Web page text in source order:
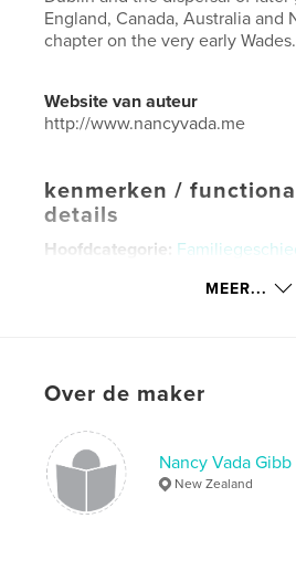
England, Canada, Australia and
chapter on the very early Wades.
Website van auteur
http://www.nancyvada.me
kenmerken /
details
Hoofdcategorie:
Aanvullende categorieën
Hardcover, ImageWrap:
Datum publiceren:
TaalEnglish
Trefwoorden
MEER...
Over de maker
Nancy Vada Gibb
New Zealand